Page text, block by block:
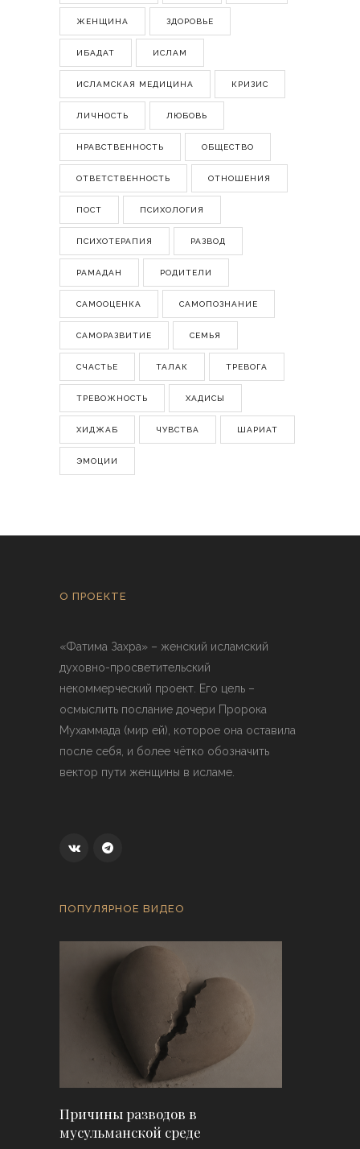
ЖЕНЩИНА ЗДОРОВЬЕ
ИБАДАТ ИСЛАМ
ИСЛАМСКАЯ МЕДИЦИНА КРИЗИС
ЛИЧНОСТЬ ЛЮБОВЬ
НРАВСТВЕННОСТЬ ОБЩЕСТВО
ОТВЕТСТВЕННОСТЬ ОТНОШЕНИЯ
ПОСТ ПСИХОЛОГИЯ
ПСИХОТЕРАПИЯ РАЗВОД
РАМАДАН РОДИТЕЛИ
САМООЦЕНКА САМОПОЗНАНИЕ
САМОРАЗВИТИЕ СЕМЬЯ
СЧАСТЬЕ ТАЛАК ТРЕВОГА
ТРЕВОЖНОСТЬ ХАДИСЫ
ХИДЖАБ ЧУВСТВА ШАРИАТ
ЭМОЦИИ
О ПРОЕКТЕ
«Фатима Захра» – женский исламский
духовно-просветительский
некоммерческий проект. Его цель –
осмыслить послание дочери Пророка
Мухаммада (мир ей), которое она оставила
после себя, и более чётко обозначить
вектор пути женщины в исламе.
ПОПУЛЯРНОЕ ВИДЕО
Причины разводов в
мусульманской среде